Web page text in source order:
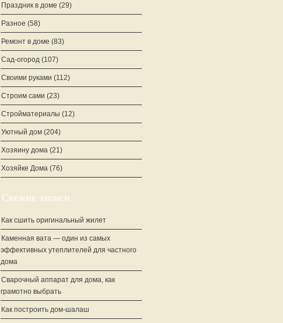
Праздник в доме (29)
Разное (58)
Ремонт в доме (83)
Сад-огород (107)
Своими руками (112)
Строим сами (23)
Стройматериалы (12)
Уютный дом (204)
Хозяину дома (21)
Хозяйке Дома (76)
Свежие записи
Как сшить оригинальный жилет
Каменная вата — один из самых
эффективных утеплителей для частного
дома
Сварочный аппарат для дома, как
грамотно выбрать
Как построить дом-шалаш